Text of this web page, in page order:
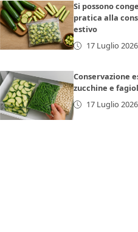
Si possono
pratica alla
estivo
17 Luglio 2026
Conservazione
zucchine e
17 Luglio 2026